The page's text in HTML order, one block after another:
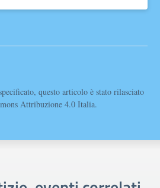
questo articolo è stato rilasciato
Attribuzione 4.0 Italia.